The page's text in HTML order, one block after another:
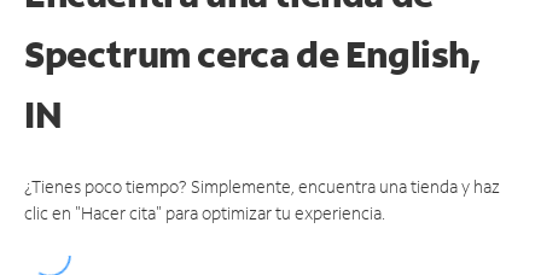
Spectrumcerca de English,
IN
¿Tienes poco tiempo? Simplemente, encuentra una tienda y haz
clic en "Hacer cita" para optimizar tu experiencia.